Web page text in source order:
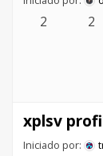
2 2
xplsv
Iniciado por: